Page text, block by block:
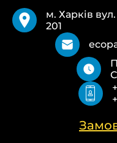
Пакети Zip-
Еко
Еко
Еко
м. Харків
201